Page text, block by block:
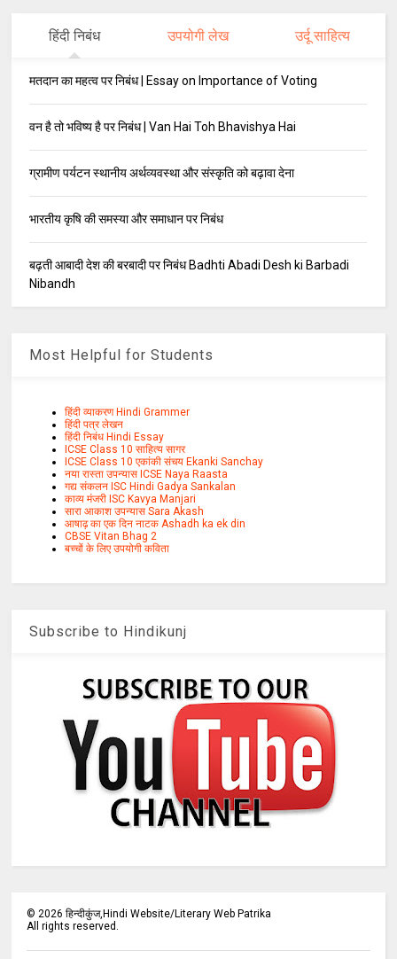
हिंदी निबंध उपयोगी लेख उर्दू साहित्य
मतदान का महत्व पर निबंध | Essay on Importance of Voting
वन है तो भविष्य है पर निबंध | Van Hai Toh Bhavishya Hai
ग्रामीण पर्यटन स्थानीय अर्थव्यवस्था और संस्कृति को बढ़ावा देना
भारतीय कृषि की समस्या और समाधान पर निबंध
बढ़ती आबादी देश की बरबादी पर निबंध Badhti Abadi Desh ki Barbadi
Nibandh
Most Helpful for Students
हिंदी व्याकरण Hindi Grammer
हिंदी पत्र लेखन
हिंदी निबंध Hindi Essay
ICSE Class 10 साहित्य सागर
ICSE Class 10 एकांकी संचय Ekanki Sanchay
नया रास्ता उपन्यास ICSE Naya Raasta
गद्य संकलन ISC Hindi Gadya Sankalan
काव्य मंजरी ISC Kavya Manjari
सारा आकाश उपन्यास Sara Akash
आषाढ़ का एक दिन नाटक Ashadh ka ek din
CBSE Vitan Bhag 2
बच्चों के लिए उपयोगी कविता
Subscribe to Hindikunj
©2026 हिन्दीकुंज,Hindi Website/Literary Web Patrika
All rights reserved.